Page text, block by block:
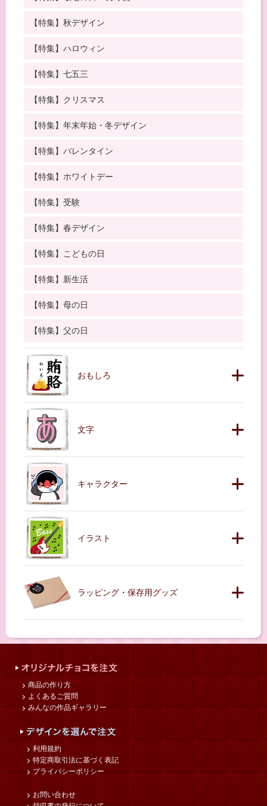
【特集】秋デザイン
【特集】ハロウィン
【特集】七五三
【特集】クリスマス
【特集】年末年始・冬デザイン
【特集】バレンタイン
【特集】ホワイトデー
【特集】受験
【特集】春デザイン
【特集】こどもの日
【特集】新生活
【特集】母の日
【特集】父の日
おもしろ
文字
キャラクター
イラスト
ラッピング・保存用グッズ
商品の作り方
よくあるご質問
みんなの作品ギャラリー
利用規約
特定商取引法に基づく表記
プライバシーポリシー
お問い合わせ